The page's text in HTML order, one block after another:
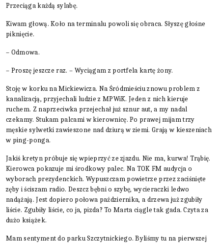
Przeciąga każdą sylabę.
Kiwam głową. Koło na terminalu powoli się obraca. Słyszę głośne
piknięcie.
– Odmowa.
– Proszę jeszcze raz. – Wyciągam z portfela kartę żony.
Stoję w korku na Mickiewicza. Na Śródmieściu znowu problem z
kanalizacją, przyjechali ludzie z MPWiK. Jeden z nich kieruje
ruchem. Z naprzeciwka przejechał już sznur aut, a my nadal
czekamy. Stukam palcami w kierownicę. Po prawej mijam trzy
męskie sylwetki zawieszone nad dziurą w ziemi. Grają w kieszeniach
w ping-ponga.
Jakiś kretyn próbuje się wpieprzyć ze zjazdu. Nie ma, kurwa! Trąbię.
Kierowca pokazuje mi środkowy palec. Na TOK FM audycja o
wyborach prezydenckich. Wypuszczam powietrze przez zaciśnięte
zęby i ściszam radio. Deszcz bębni o szybę, wycieraczki ledwo
nadążają. Jest dopiero połowa października, a drzewa już zgubiły
liście. Zgubiły liście, co ja, pizda? To Marta ciągle tak gada. Czyta za
dużo książek.
Mam sentyment do parku Szczytnickiego. Byliśmy tu na pierwszej